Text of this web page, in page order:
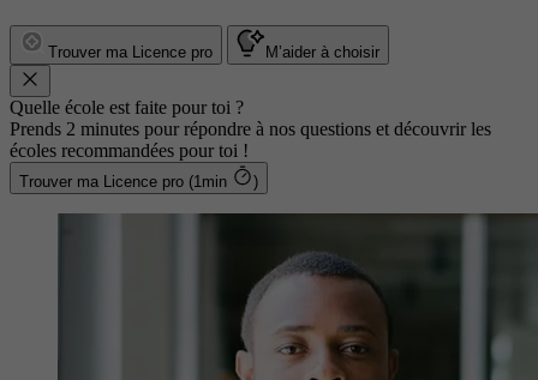
Trouver ma Licence pro M’aider à choisir
Quelle école est faite pour toi ?
Prends 2 minutes pour répondre à nos questions et découvrir les
écoles recommandées pour toi !
Trouver ma Licence pro (1min )